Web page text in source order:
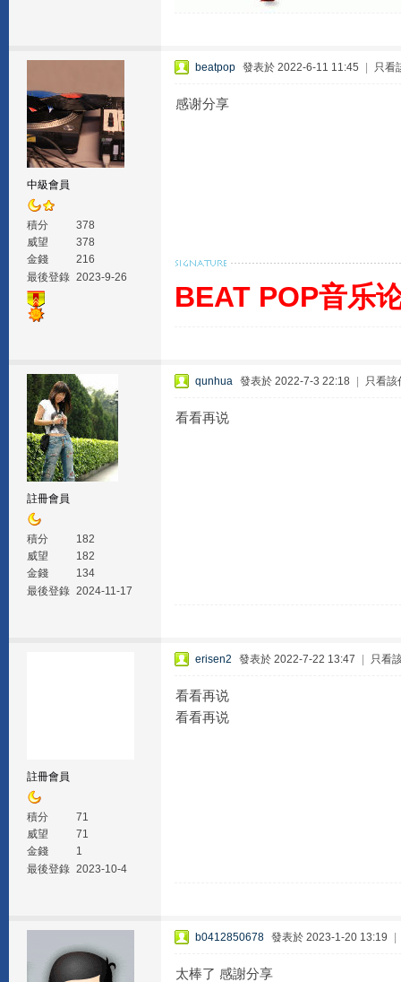
中級會員
積分
378
威望
378
金錢
216
最後登錄 2023-9-26
beatpop 發表於 2022-6-11 11:45 只看
感谢分享
BEAT POP音乐
註冊會員
積分
182
威望
182
金錢
134
最後登錄 2024-11-17
qunhua 發表於 2022-7-3 22:18 只看該
看看再说
註冊會員
積分
71
威望
71
金錢
1
最後登錄 2023-10-4
erisen2 發表於 2022-7-22 13:47 只看
看看再说
看看再说
b0412850678 發表於 2023-1-20 13:19
太棒了 感謝分享